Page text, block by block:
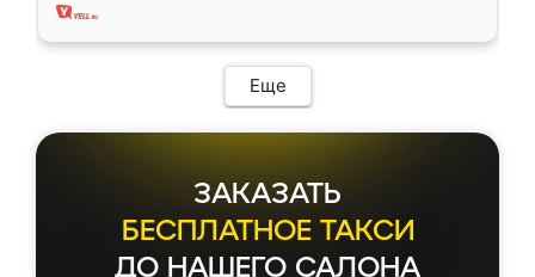
Еще
ЗАКАЗАТЬ
БЕСПЛАТНОЕ ТАКСИ
ДО НАШЕГО САЛОНА